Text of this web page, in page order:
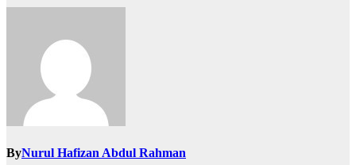
ByNurul Hafizan Abdul Rahman